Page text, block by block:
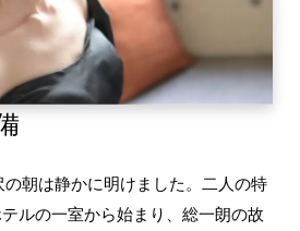
朝は静かに明けました。二人の特
ルの一室から始まり、総一朗の故